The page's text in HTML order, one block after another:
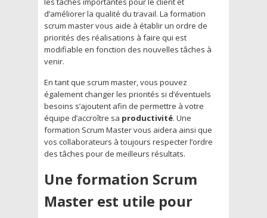
d’améliorer la qualité du travail. La formation
scrum master vous aide à établir un ordre de
priorités des réalisations à faire qui est
modifiable en fonction des nouvelles tâches à
venir.
En tant que scrum master, vous pouvez
également changer les priorités si d’éventuels
besoins s’ajoutent afin de permettre à votre
équipe d’accroître sa productivité. Une
formation Scrum Master vous aidera ainsi que
vos collaborateurs à toujours respecter l’ordre
des tâches pour de meilleurs résultats.
Une formation Scrum
Master est utile pour